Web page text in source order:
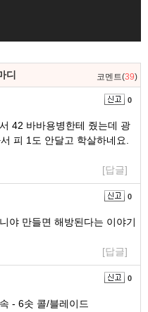
디 코멘트(39)
0
42 바바용병한테 줬는데 광
피 1도 안달고 학살하네요.
[답글]
0
야 만들면 해방된다는 이야기
[답글]
0
- 6솟 콜/블레이드